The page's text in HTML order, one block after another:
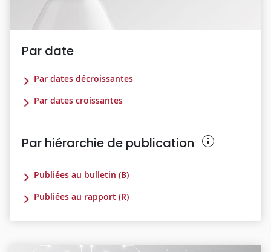
Par date
Par dates décroissantes
Par dates croissantes
Par hiérarchie de publication
Publiées au bulletin (B)
Publiées au rapport (R)